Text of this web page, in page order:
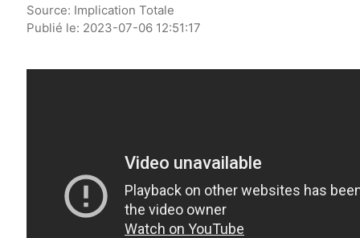
Source: Implication Totale
Publié le: 2023-07-06 12:51:17